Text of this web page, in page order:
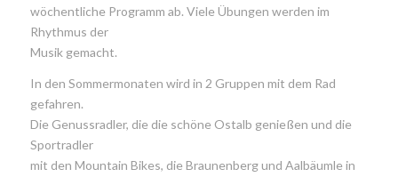
wöchentliche Programm ab. Viele Übungen werden im
Rhythmus der
Musik gemacht.
In den Sommermonaten wird in 2 Gruppen mit dem Rad
gefahren.
Die Genussradler, die die schöne Ostalb genießen und die
Sportradler
mit den Mountain Bikes, die Braunenberg und Aalbäumle in